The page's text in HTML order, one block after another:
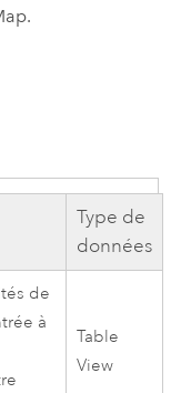
.
Type de
données
de
à
Table
View